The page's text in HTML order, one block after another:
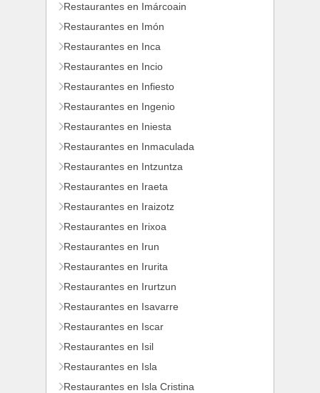
Restaurantes en Imárcoain
Restaurantes en Imón
Restaurantes en Inca
Restaurantes en Incio
Restaurantes en Infiesto
Restaurantes en Ingenio
Restaurantes en Iniesta
Restaurantes en Inmaculada
Restaurantes en Intzuntza
Restaurantes en Iraeta
Restaurantes en Iraizotz
Restaurantes en Irixoa
Restaurantes en Irun
Restaurantes en Irurita
Restaurantes en Irurtzun
Restaurantes en Isavarre
Restaurantes en Iscar
Restaurantes en Isil
Restaurantes en Isla
Restaurantes en Isla Cristina